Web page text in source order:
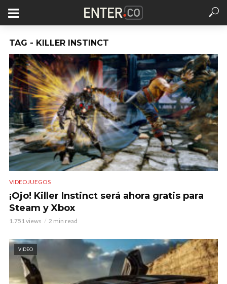
TAG - KILLER INSTINCT
VIDEOJUEGOS
¡Ojo! Killer Instinct será ahora gratis para
Steam y Xbox
1.751 views 2 min read
VIDEO